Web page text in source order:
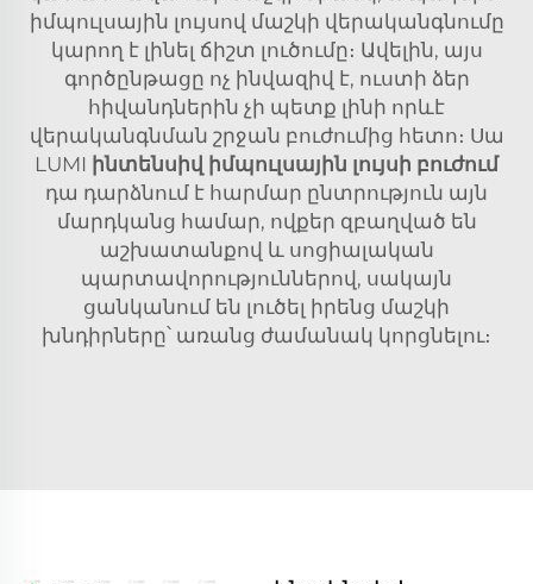
իմպուլսային լույսով մաշկի վերականգնումը
կարող է լինել ճիշտ լուծումը։ Ավելին, այս
գործընթացը ոչ ինվազիվ է, ուստի ձեր
հիվանդներին չի պետք լինի որևէ
վերականգնման շրջան բուժումից հետո։ Սա
LUMI ինտենսիվ իմպուլսային լույսի բուժում
դա դարձնում է հարմար ընտրություն այն
մարդկանց համար, ովքեր զբաղված են
աշխատանքով և սոցիալական
պարտավորություններով, սակայն
ցանկանում են լուծել իրենց մաշկի
խնդիրները՝ առանց ժամանակ կորցնելու։